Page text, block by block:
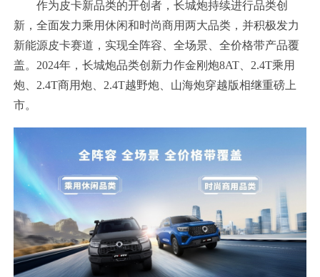
作为皮卡新品类的开创者，长城炮持续进行品类创
新，全面发力乘用休闲和时尚商用两大品类，并积极发力
新能源皮卡赛道，实现全阵容、全场景、全价格带产品覆
盖。2024年，长城炮品类创新力作金刚炮8AT、2.4T乘用
炮、2.4T商用炮、2.4T越野炮、山海炮穿越版相继重磅上
市。